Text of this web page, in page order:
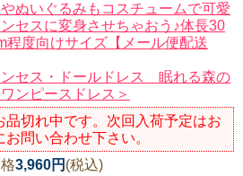
ぬいぐるみもコスチュームで可愛
セスに変身させちゃおう♪体長30
程度向けサイズ【メール便配送
ンセス・ドールドレス 眠れる森の
ンピースドレス＞
品切れ中です。次回入荷予定はお
お問い合わせ下さい。
3,960円 (税込)
返品・交換
サイズの測り方
よくあるご質問
レビューを見る
ブログ
ニュースレター購読